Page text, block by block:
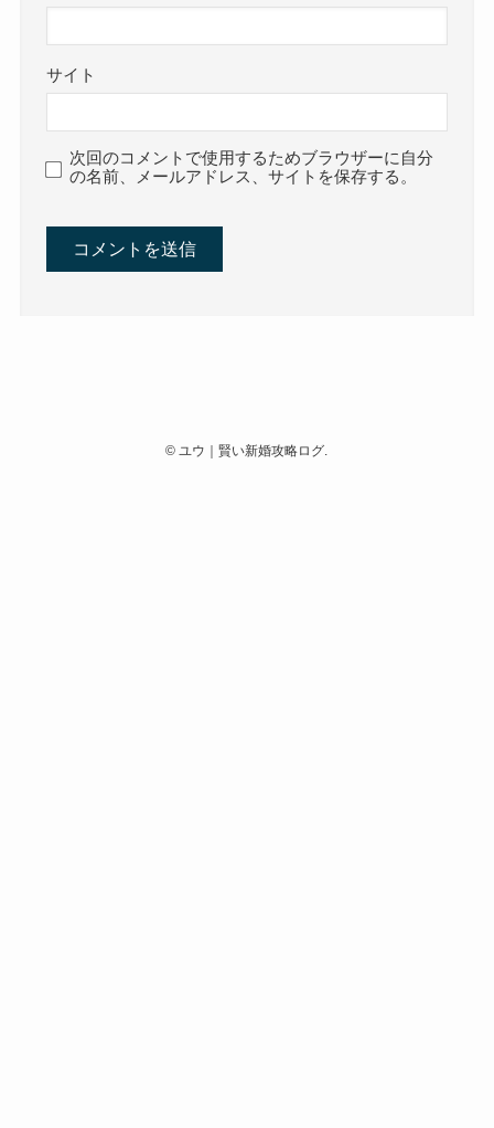
サイト
次回のコメントで使用するためブラウザーに自分
の名前、メールアドレス、サイトを保存する。
© ユウ｜賢い新婚攻略ログ.